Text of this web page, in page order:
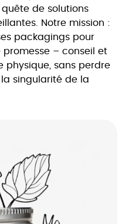
de solutions
Notre mission :
packagings pour
promesse – conseil et
physique, sans perdre
singularité de la